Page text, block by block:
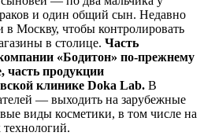
и один общий сын. Недавно
в Москву, чтобы контролировать
в столице. Часть
«Бодитон» по-прежнему
часть продукции
клинике Doka Lab. В
— выходить на зарубежные
виды косметики, в том числе на
технологий.